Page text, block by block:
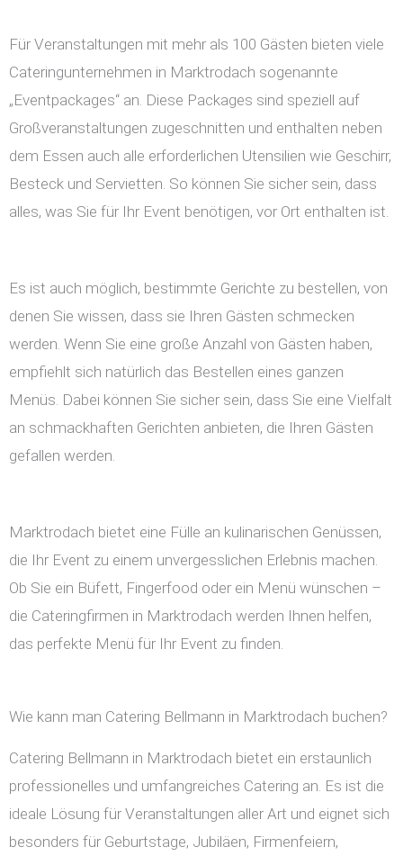
Für Veranstaltungen mit mehr als 100 Gästen bieten viele
Cateringunternehmen in Marktrodach sogenannte
„Eventpackages“ an. Diese Packages sind speziell auf
Großveranstaltungen zugeschnitten und enthalten neben
dem Essen auch alle erforderlichen Utensilien wie Geschirr,
Besteck und Servietten. So können Sie sicher sein, dass
alles, was Sie für Ihr Event benötigen, vor Ort enthalten ist.
Es ist auch möglich, bestimmte Gerichte zu bestellen, von
denen Sie wissen, dass sie Ihren Gästen schmecken
werden. Wenn Sie eine große Anzahl von Gästen haben,
empfiehlt sich natürlich das Bestellen eines ganzen
Menüs. Dabei können Sie sicher sein, dass Sie eine Vielfalt
an schmackhaften Gerichten anbieten, die Ihren Gästen
gefallen werden.
Marktrodach bietet eine Fülle an kulinarischen Genüssen,
die Ihr Event zu einem unvergesslichen Erlebnis machen.
Ob Sie ein Büfett, Fingerfood oder ein Menü wünschen –
die Cateringfirmen in Marktrodach werden Ihnen helfen,
das perfekte Menü für Ihr Event zu finden.
Wie kann man Catering Bellmann in Marktrodach buchen?
Catering Bellmann in Marktrodach bietet ein erstaunlich
professionelles und umfangreiches Catering an. Es ist die
ideale Lösung für Veranstaltungen aller Art und eignet sich
besonders für Geburtstage, Jubiläen, Firmenfeiern,